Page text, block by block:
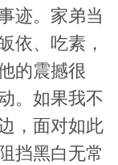
迹。家弟当
依、吃素，
的震撼很
。如果我不
，面对如此
挡黑白无常